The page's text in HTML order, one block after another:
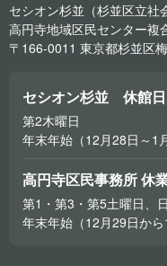
セシオン杉並（杉並区立社
高円寺地域区民センター複
〒166-0011 東京都杉並区
セシオン杉並 休館日
第2木曜日
年末年始（12月28日～1
高円寺区民事務所 休
第1・第3・第5土曜日、
年末年始（12月29日から